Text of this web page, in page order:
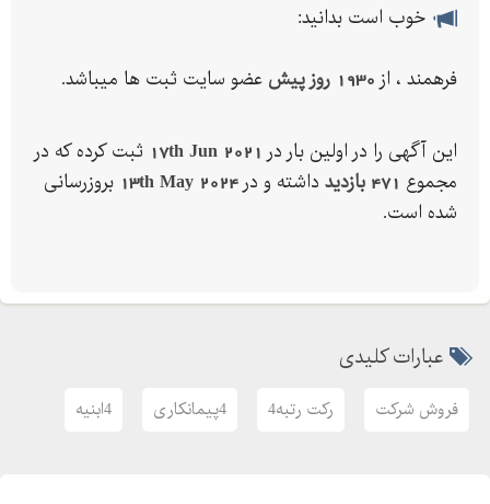
خوب است بدانید:
فرهمند ، از 1930 روز پیش عضو سایت ثبت ها میباشد.
این آگهی را در اولین بار در 17th Jun 2021 ثبت کرده که در
مجموع 471 بازدید داشته و در 13th May 2024 بروزرسانی
شده است.
عبارات کلیدی
فروش شرکت رکت رتبه4 4پیمانکاری 4ابنیه